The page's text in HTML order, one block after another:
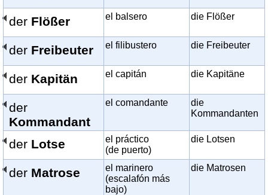
der Flößer el balsero die Flößer
der Freibeuter el filibustero die Freibeuter
der Kapitän el capitán die Kapitäne
der
Kommandant
el comandante
die
Kommandanten
der Lotse
el práctico
(de puerto)
die Lotsen
der Matrose
el marinero
(escalafón más
bajo)
die Matrosen